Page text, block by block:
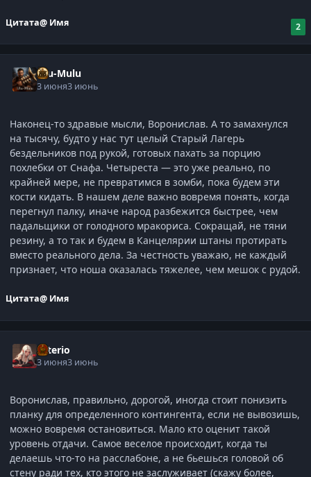
Цитата@ Имя 2
Ulu-Mulu
3 июня3 июнь
Наконец-то здравые мысли, Воронислав. А то замахнулся
на тысячу, будто у нас тут целый Старый Лагерь
бездельников под рукой, готовых пахать за порцию
похлебки от Снафа. Четыреста — это уже реально, по
крайней мере, не превратимся в зомби, пока будем эти
кости кидать. В нашем деле важно вовремя понять, когда
перегнул палку, иначе народ разбежится быстрее, чем
падальщики от голодного мракориса. Сокращай, не тяни
резину, а то так и будем в Канцелярии штаны протирать
вместо реального дела. За честность уважаю, не каждый
признает, что ноша оказалась тяжелее, чем мешок с рудой.
Цитата@ Имя
Esterio
3 июня3 июнь
Воронислав, правильно, дорогой, иногда стоит понизить
планку для определенного контингента, если не вывозишь,
можно вовремя остановиться. Мало кто оценит такой
уровень отдачи. Самое веселое происходит, когда ты
делаешь что-то на расслабоне, а не бьешься головой об
стену ради тех, кто этого не заслуживает (скажу более,